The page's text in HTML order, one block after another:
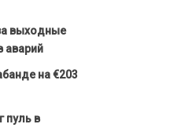
выходные
аварий
на €203
пуль в